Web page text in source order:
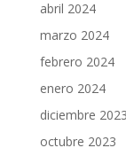
abril 2024
marzo 2024
febrero 2024
enero 2024
diciembre 2023
octubre 2023